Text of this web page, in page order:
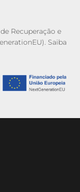
Recuperação e
Saiba